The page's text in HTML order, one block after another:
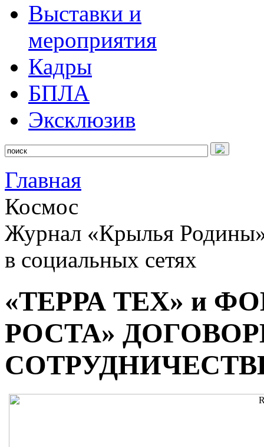
Выставки и
мероприятия
Кадры
БПЛА
Эксклюзив
Главная
Космос
Журнал «Крылья
в социальных сетях
«ТЕРРА ТЕХ» и
РОСТА»